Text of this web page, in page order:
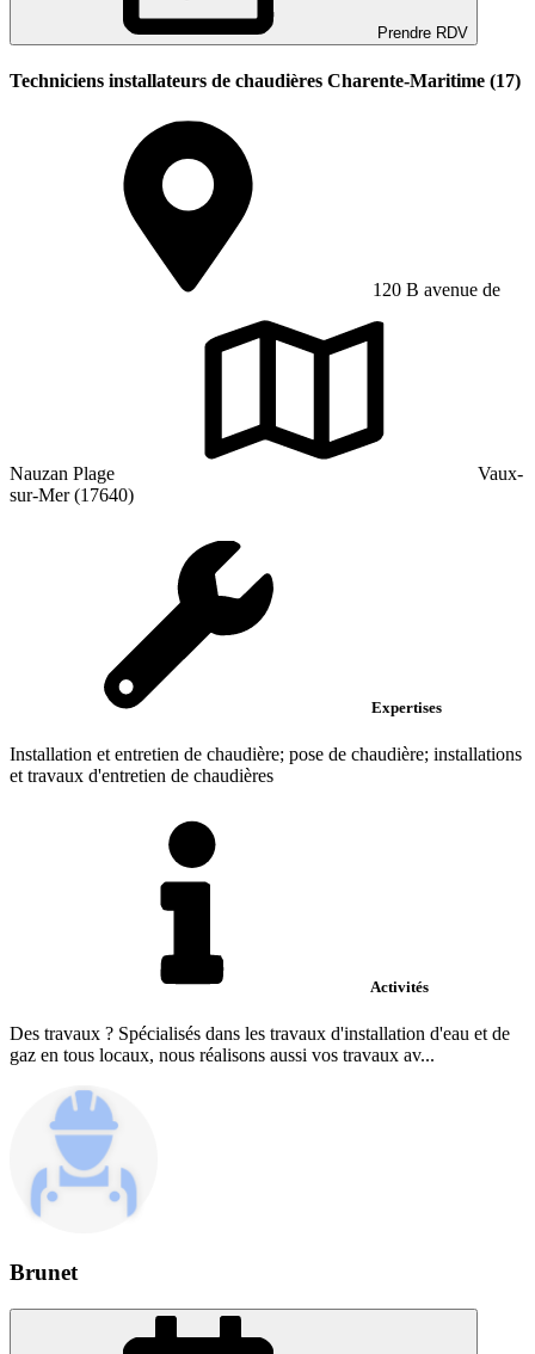
Prendre RDV
Techniciens installateurs de chaudières Charente-Maritime (17)
120 B avenue de
Nauzan Plage
Vaux-
sur-Mer (17640)
Expertises
Installation et entretien de chaudière; pose de chaudière; installations
et travaux d'entretien de chaudières
Activités
Des travaux ? Spécialisés dans les travaux d'installation d'eau et de
gaz en tous locaux, nous réalisons aussi vos travaux av...
Brunet